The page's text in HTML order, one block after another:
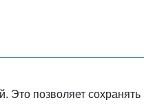
Это позволяет